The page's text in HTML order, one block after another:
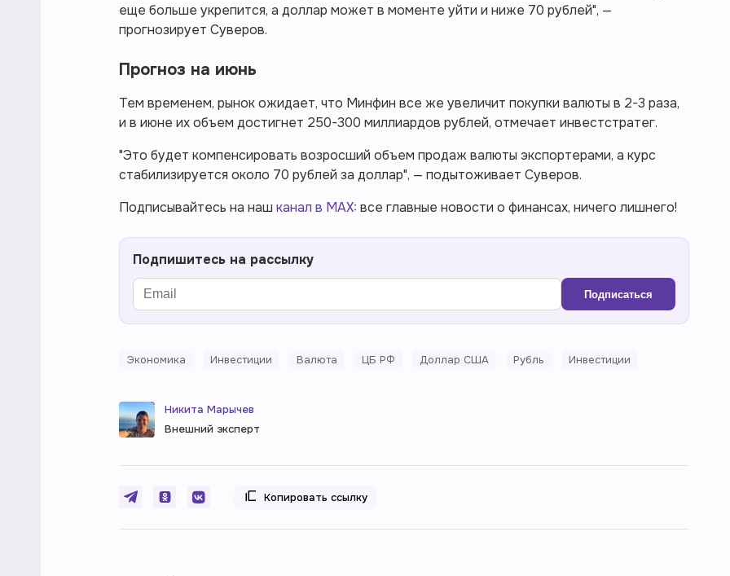
еще больше укрепится, а доллар может в моменте уйти и ниже 70 рублей", —
прогнозирует Суверов.
Прогноз на июнь
Тем временем, рынок ожидает, что Минфин все же увеличит покупки валюты в 2-3 раза,
и в июне их объем достигнет 250-300 миллиардов рублей, отмечает инвестстратег.
"Это будет компенсировать возросший объем продаж валюты экспортерами, а курс
стабилизируется около 70 рублей за доллар", — подытоживает Суверов.
Подписывайтесь на наш канал в MAX: все главные новости о финансах, ничего лишнего!
Подпишитесь на рассылку
Подписаться
Экономика Инвестиции Валюта ЦБ РФ Доллар США Рубль Инвестиции
Никита Марычев
Внешний эксперт
Копировать ссылку